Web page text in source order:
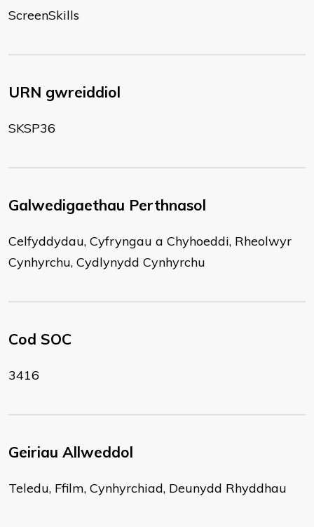
ScreenSkills
URN gwreiddiol
SKSP36
Galwedigaethau Perthnasol
Celfyddydau, Cyfryngau a Chyhoeddi, Rheolwyr
Cynhyrchu, Cydlynydd Cynhyrchu
Cod SOC
3416
Geiriau Allweddol
Teledu, Ffilm, Cynhyrchiad, Deunydd Rhyddhau